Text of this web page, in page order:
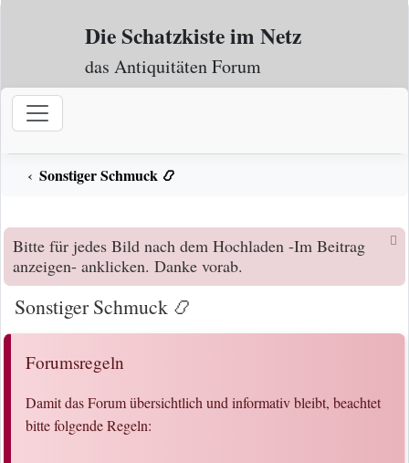
Zum Inhalt
Die Schatzkiste im Netz
das Antiquitäten Forum
Sonstiger Schmuck 📿
Bitte für jedes Bild nach dem Hochladen -Im Beitrag
anzeigen- anklicken. Danke vorab.
Sonstiger Schmuck 📿
Forumsregeln
Damit das Forum übersichtlich und informativ bleibt, beachtet
bitte folgende Regeln: